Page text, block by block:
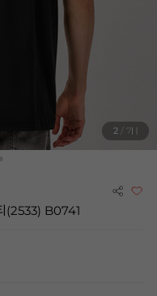
2 / 7
(2533) B0741